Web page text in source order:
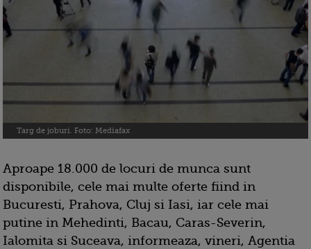
Targ de joburi. Foto: Mediafax
Aproape 18.000 de locuri de munca sunt
disponibile, cele mai multe oferte fiind in
Bucuresti, Prahova, Cluj si Iasi, iar cele mai
putine in Mehedinti, Bacau, Caras-Severin,
Ialomita si Suceava, informeaza, vineri, Agentia